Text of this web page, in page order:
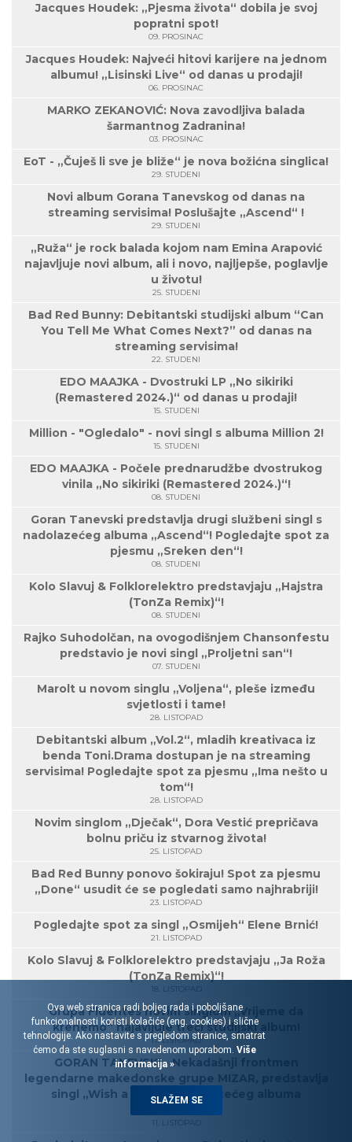
Jacques Houdek: „Pjesma života“ dobila je svoj
popratni spot!
09. PROSINAC
Jacques Houdek: Najveći hitovi karijere na jednom
albumu! „Lisinski Live“ od danas u prodaji!
06. PROSINAC
MARKO ZEKANOVIĆ: Nova zavodljiva balada
šarmantnog Zadranina!
03. PROSINAC
EoT - „Čuješ li sve je bliže“ je nova božićna singlica!
29. STUDENI
Novi album Gorana Tanevskog od danas na
streaming servisima! Poslušajte „Ascend“ !
29. STUDENI
„Ruža“ je rock balada kojom nam Emina Arapović
najavljuje novi album, ali i novo, najljepše, poglavlje
u životu!
25. STUDENI
Bad Red Bunny: Debitantski studijski album “Can
You Tell Me What Comes Next?” od danas na
streaming servisima!
22. STUDENI
EDO MAAJKA - Dvostruki LP „No sikiriki
(Remastered 2024.)“ od danas u prodaji!
15. STUDENI
Million - "Ogledalo" - novi singl s albuma Million 2!
15. STUDENI
EDO MAAJKA - Počele prednarudžbe dvostrukog
vinila „No sikiriki (Remastered 2024.)“!
08. STUDENI
Goran Tanevski predstavlja drugi službeni singl s
nadolazećeg albuma „Ascend“! Pogledajte spot za
pjesmu „Sreken den“!
08. STUDENI
Kolo Slavuj & Folklorelektro predstavjaju „Hajstra
(TonZa Remix)“!
08. STUDENI
Rajko Suhodolčan, na ovogodišnjem Chansonfestu
predstavio je novi singl „Proljetni san“!
07. STUDENI
Marolt u novom singlu „Voljena“, pleše između
svjetlosti i tame!
28. LISTOPAD
Debitantski album „Vol.2“, mladih kreativaca iz
benda Toni.Drama dostupan je na streaming
servisima! Pogledajte spot za pjesmu „Ima nešto u
tom“!
28. LISTOPAD
Novim singlom „Dječak“, Dora Vestić prepričava
bolnu priču iz stvarnog života!
25. LISTOPAD
Bad Red Bunny ponovo šokiraju! Spot za pjesmu
„Done“ usudit će se pogledati samo najhrabriji!
23. LISTOPAD
Pogledajte spot za singl „Osmijeh“ Elene Brnić!
21. LISTOPAD
Kolo Slavuj & Folklorelektro predstavjaju „Ja Roža
(TonZa Remix)“!
18. LISTOPAD
Grupa Fluentes novim singlom „Vrijeme da
krenemo“ najavljuje treći studijski album!
17. LISTOPAD
GORAN TANEVSKI - Nekadašnji frontmen
legendarne makedonske grupe MIZAR, predstavlja
singl „Wish a man“ s nadolazećeg albuma
11. LISTOPAD
Ova web stranica radi boljeg rada i poboljšane
funkcionalnosti koristi kolačiće (eng. cookies) i slične
tehnologije. Ako nastavite s pregledom stranice, smatrat
ćemo da ste suglasni s navedenom uporabom. Više
informacija »
SLAŽEM SE